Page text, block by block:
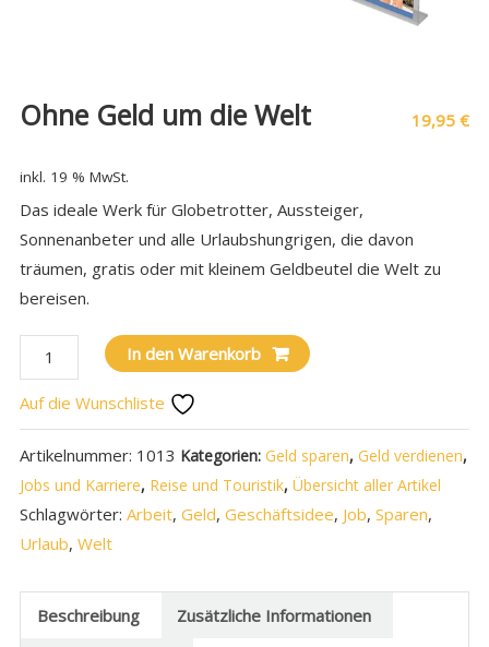
Ohne Geld um die Welt 19,95€
inkl. 19 % MwSt.
Das ideale Werk für Globetrotter, Aussteiger,
Sonnenanbeter und alle Urlaubshungrigen, die davon
träumen, gratis oder mit kleinem Geldbeutel die Welt zu
bereisen.
In den Warenkorb
Auf die Wunschliste
Artikelnummer: 1013 Kategorien: Geld sparen, Geld verdienen,
Jobs und Karriere, Reise und Touristik, Übersicht aller Artikel
Schlagwörter: Arbeit, Geld, Geschäftsidee, Job, Sparen,
Urlaub, Welt
Beschreibung Zusätzliche Informationen